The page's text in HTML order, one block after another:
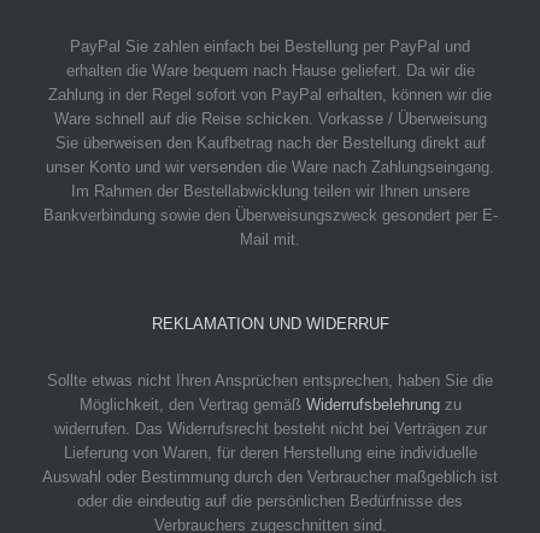
PayPal Sie zahlen einfach bei Bestellung per PayPal und
erhalten die Ware bequem nach Hause geliefert. Da wir die
Zahlung in der Regel sofort von PayPal erhalten, können wir die
Ware schnell auf die Reise schicken. Vorkasse / Überweisung
Sie überweisen den Kaufbetrag nach der Bestellung direkt auf
unser Konto und wir versenden die Ware nach Zahlungseingang.
Im Rahmen der Bestellabwicklung teilen wir Ihnen unsere
Bankverbindung sowie den Überweisungszweck gesondert per E-
Mail mit.
REKLAMATION UND WIDERRUF
Sollte etwas nicht Ihren Ansprüchen entsprechen, haben Sie die
Möglichkeit, den Vertrag gemäß Widerrufsbelehrungzu
widerrufen. Das Widerrufsrecht besteht nicht bei Verträgen zur
Lieferung von Waren, für deren Herstellung eine individuelle
Auswahl oder Bestimmung durch den Verbraucher maßgeblich ist
oder die eindeutig auf die persönlichen Bedürfnisse des
Verbrauchers zugeschnitten sind.